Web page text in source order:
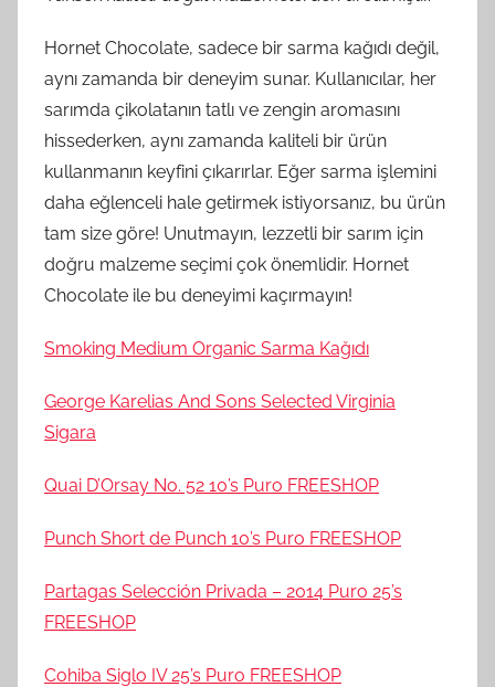
Hornet Chocolate, sadece bir sarma kağıdı değil,
aynı zamanda bir deneyim sunar. Kullanıcılar, her
sarımda çikolatanın tatlı ve zengin aromasını
hissederken, aynı zamanda kaliteli bir ürün
kullanmanın keyfini çıkarırlar. Eğer sarma işlemini
daha eğlenceli hale getirmek istiyorsanız, bu ürün
tam size göre! Unutmayın, lezzetli bir sarım için
doğru malzeme seçimi çok önemlidir. Hornet
Chocolate ile bu deneyimi kaçırmayın!
Smoking Medium Organic Sarma Kağıdı
George Karelias And Sons Selected Virginia
Sigara
Quai D’Orsay No. 52 10’s Puro FREESHOP
Punch Short de Punch 10’s Puro FREESHOP
Partagas Selección Privada – 2014 Puro 25’s
FREESHOP
Cohiba Siglo IV 25’s Puro FREESHOP